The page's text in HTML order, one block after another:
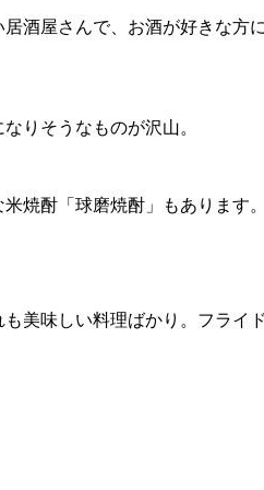
酒屋さんで、お酒が好きな
りそうなものが沢山。
焼酎「球磨焼酎」もあります。
美味しい料理ばかり。フライド